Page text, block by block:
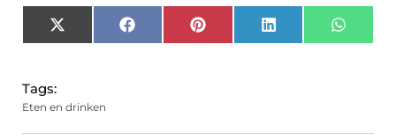
X
(Twitter)
FacebookPinterest LinkedIn
Tags:
Eten en drinken